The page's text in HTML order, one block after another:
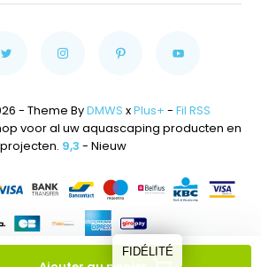
- Theme ByDMWS xPlus+ - Fil RSS
voor al uw aquascaping producten en
projecten. 9,3 - Nieuw
FIDÉLITÉ